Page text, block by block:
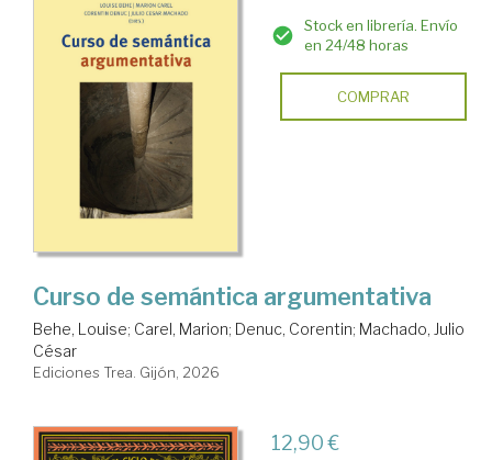
Stock en librería. Envío
en 24/48 horas
COMPRAR
Curso de semántica argumentativa
Behe, Louise; Carel, Marion; Denuc, Corentin; Machado, Julio
César
Ediciones Trea. Gijón, 2026
12,90 €